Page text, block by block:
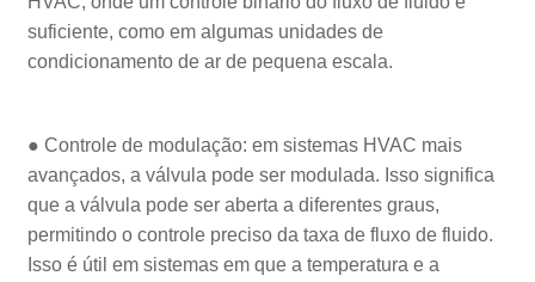
suficiente, como em algumas unidades de
condicionamento de ar de pequena escala.
● Controle de modulação: em sistemas HVAC mais
avançados, a válvula pode ser modulada. Isso significa
que a válvula pode ser aberta a diferentes graus,
permitindo o controle preciso da taxa de fluxo de fluido.
Isso é útil em sistemas em que a temperatura e a